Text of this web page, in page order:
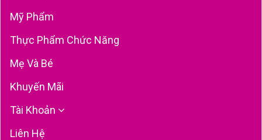
Mỹ Phẩm
Thực Phẩm Chức Năng
Mẹ Và Bé
Khuyến Mãi
Tài Khoản
Liên Hệ